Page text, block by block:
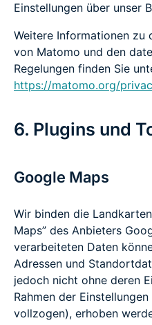
Einstellungen über unser
Weitere Informationen zu
von Matomo und den
Regelungen finden Sie
https://matomo.org/
6. Plugins und
Google Maps
Wir binden die
Maps” des Anbieters
verarbeiteten Daten
Adressen und
jedoch nicht ohne deren
Rahmen der
vollzogen), erhoben